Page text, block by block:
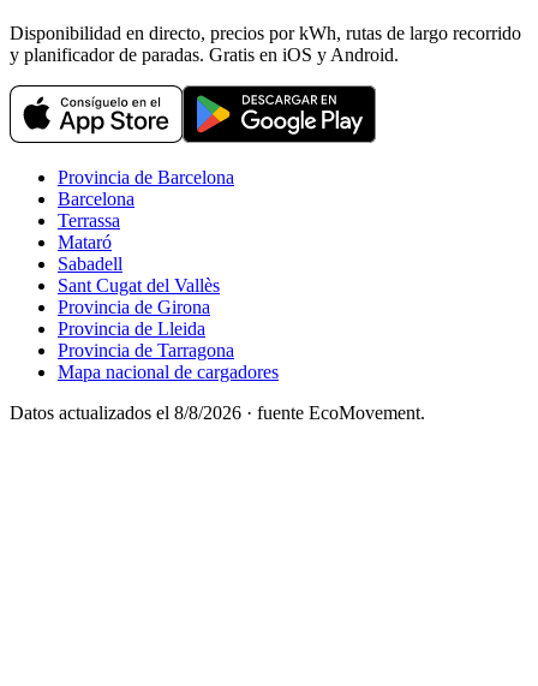
Disponibilidad en directo, precios por kWh, rutas de largo recorrido
y planificador de paradas. Gratis en iOS y Android.
Provincia de Barcelona
Barcelona
Terrassa
Mataró
Sabadell
Sant Cugat del Vallès
Provincia de Girona
Provincia de Lleida
Provincia de Tarragona
Mapa nacional de cargadores
Datos actualizados el 8/8/2026 · fuente EcoMovement.